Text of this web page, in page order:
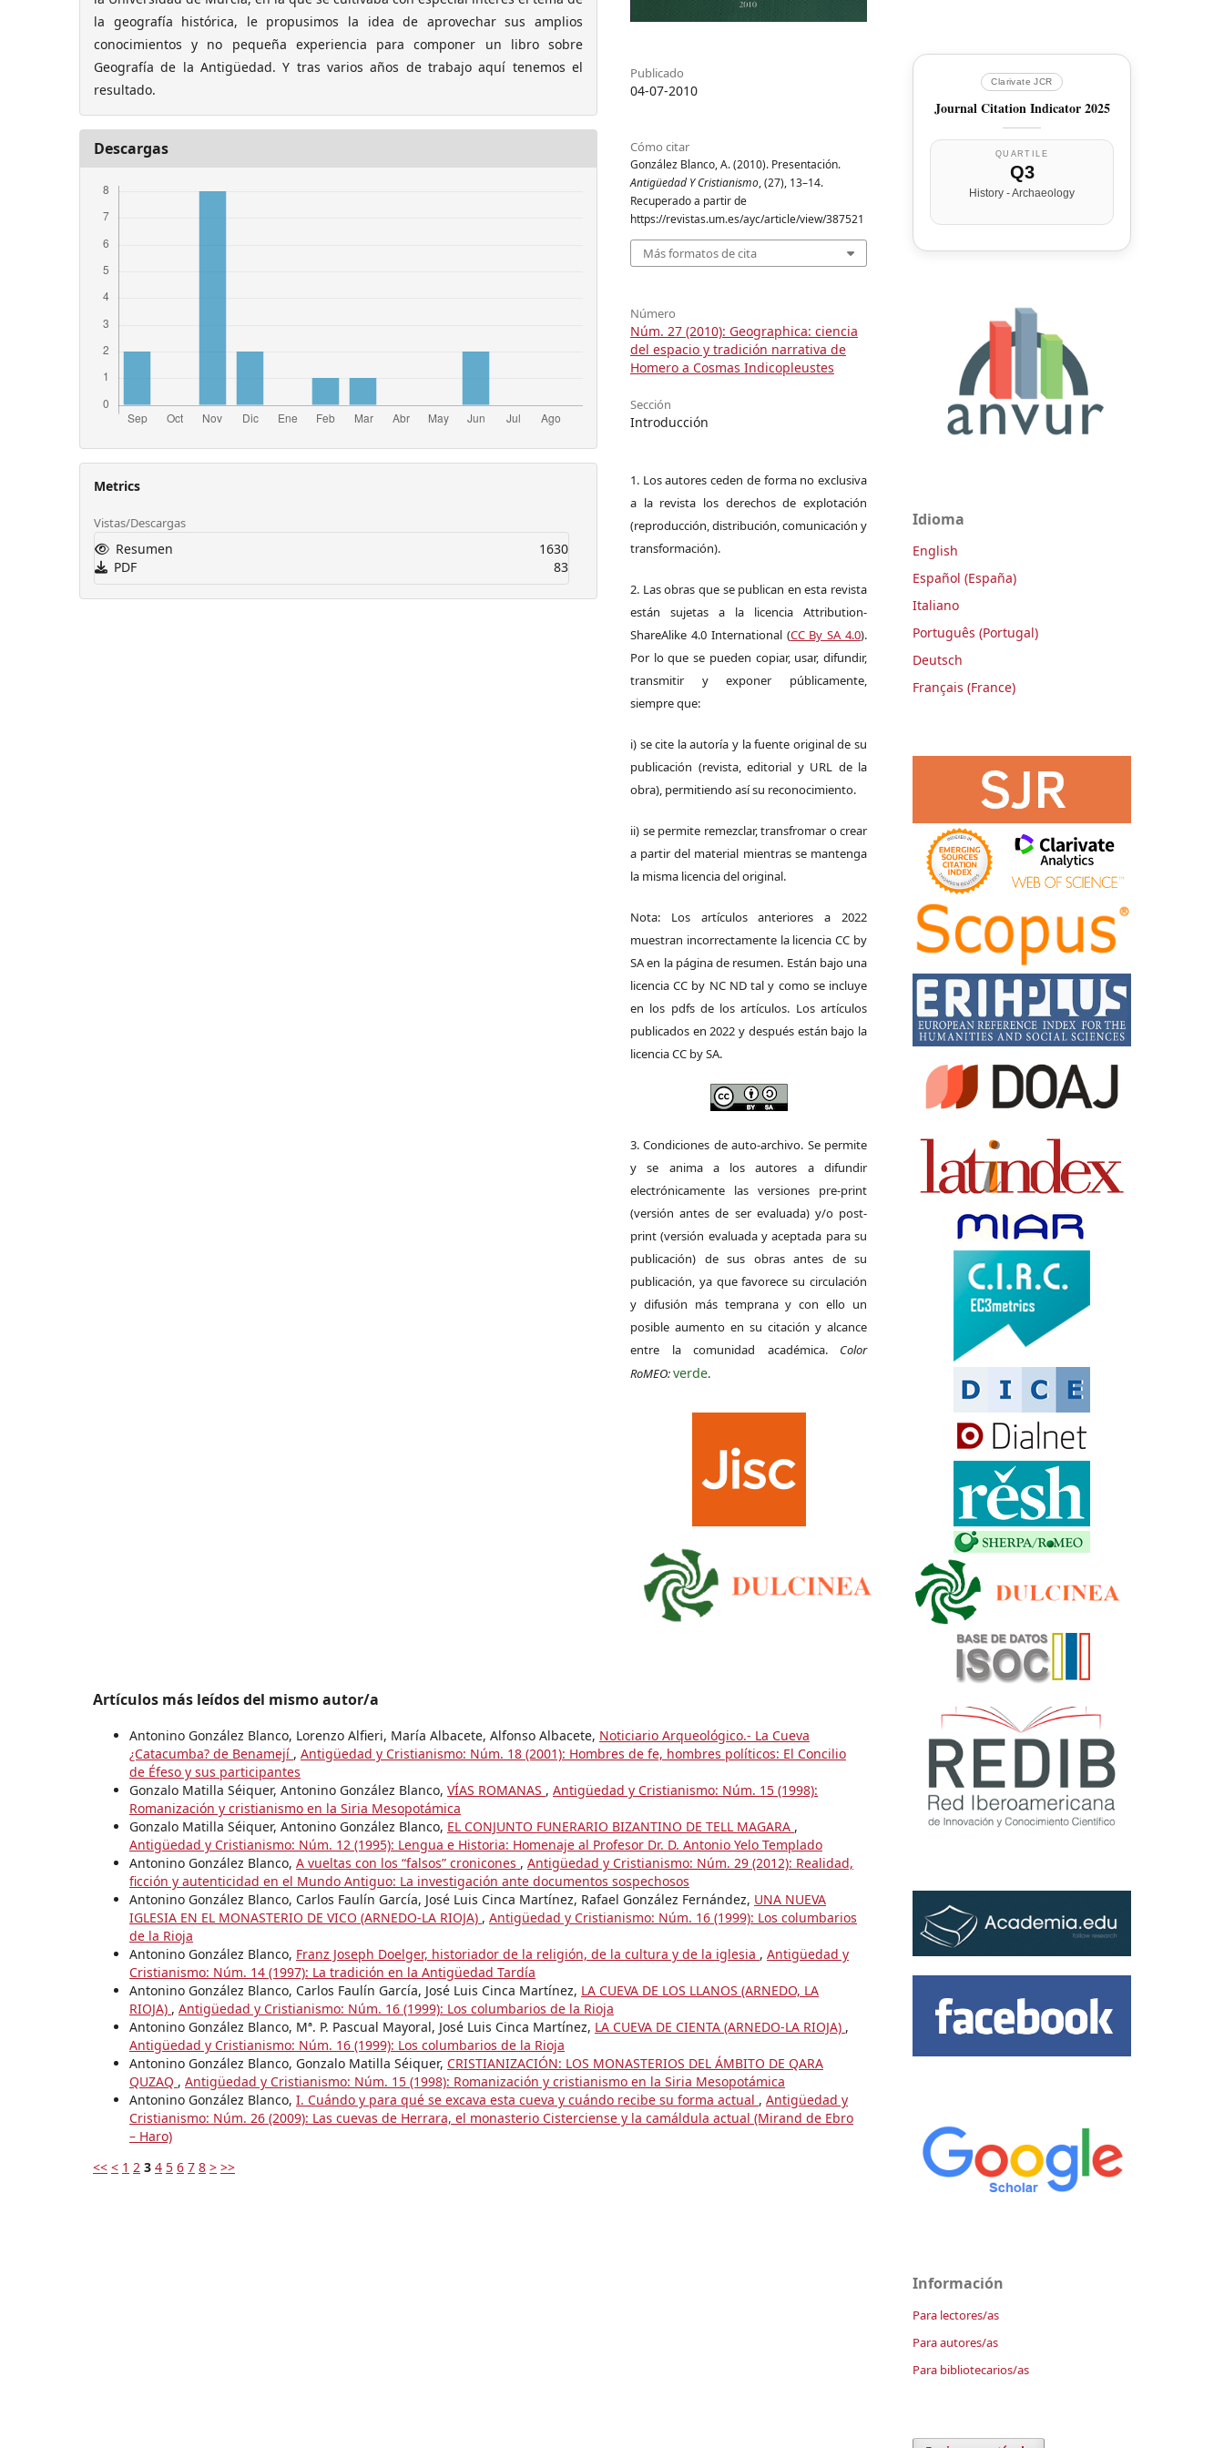
la geografía histórica, le propusimos la idea de aprovechar sus amplios
conocimientos y no pequeña experiencia para componer un libro sobre
Geografía de la Antigüedad. Y tras varios años de trabajo aquí tenemos el
resultado.
Descargas
Metrics
Vistas/Descargas
Resumen
1630
PDF
83
Publicado
04-07-2010
Cómo citar
González Blanco, A. (2010). Presentación.
Antigüedad Y Cristianismo, (27), 13–14.
Recuperado a partir de
https://revistas.um.es/ayc/article/view/387521
Más formatos de cita
Número
Núm. 27 (2010): Geographica: ciencia
del espacio y tradición narrativa de
Homero a Cosmas Indicopleustes
Sección
Introducción
1. Los autores ceden de forma no exclusiva
a la revista los derechos de explotación
(reproducción, distribución, comunicación y
transformación).
2. Las obras que se publican en esta revista
están sujetas a la licencia Attribution-
ShareAlike 4.0 International (CC By SA 4.0).
Por lo que se pueden copiar, usar, difundir,
transmitir y exponer públicamente,
siempre que:
i) se cite la autoría y la fuente original de su
publicación (revista, editorial y URL de la
obra), permitiendo así su reconocimiento.
ii) se permite remezclar, transfromar o crear
a partir del material mientras se mantenga
la misma licencia del original.
Nota: Los artículos anteriores a 2022
muestran incorrectamente la licencia CC by
SA en la página de resumen. Están bajo una
licencia CC by NC ND tal y como se incluye
en los pdfs de los artículos. Los artículos
publicados en 2022 y después están bajo la
licencia CC by SA.
3. Condiciones de auto-archivo. Se permite
y se anima a los autores a difundir
electrónicamente las versiones pre-print
(versión antes de ser evaluada) y/o post-
print (versión evaluada y aceptada para su
publicación) de sus obras antes de su
publicación, ya que favorece su circulación
y difusión más temprana y con ello un
posible aumento en su citación y alcance
entre la comunidad académica. Color
RoMEO:verde.
Artículos más leídos del mismo autor/a
Antonino González Blanco, Lorenzo Alfieri, María Albacete, Alfonso Albacete, Noticiario Arqueológico.- La Cueva
¿Catacumba? de Benamejí , Antigüedad y Cristianismo: Núm. 18 (2001): Hombres de fe, hombres políticos: El Concilio
de Éfeso y sus participantes
Gonzalo Matilla Séiquer, Antonino González Blanco, VÍAS ROMANAS , Antigüedad y Cristianismo: Núm. 15 (1998):
Romanización y cristianismo en la Siria Mesopotámica
Gonzalo Matilla Séiquer, Antonino González Blanco, EL CONJUNTO FUNERARIO BIZANTINO DE TELL MAGARA ,
Antigüedad y Cristianismo: Núm. 12 (1995): Lengua e Historia: Homenaje al Profesor Dr. D. Antonio Yelo Templado
Antonino González Blanco, A vueltas con los “falsos” cronicones , Antigüedad y Cristianismo: Núm. 29 (2012): Realidad,
ficción y autenticidad en el Mundo Antiguo: La investigación ante documentos sospechosos
Antonino González Blanco, Carlos Faulín García, José Luis Cinca Martínez, Rafael González Fernández, UNA NUEVA
IGLESIA EN EL MONASTERIO DE VICO (ARNEDO-LA RIOJA) , Antigüedad y Cristianismo: Núm. 16 (1999): Los columbarios
de la Rioja
Antonino González Blanco, Franz Joseph Doelger, historiador de la religión, de la cultura y de la iglesia , Antigüedad y
Cristianismo: Núm. 14 (1997): La tradición en la Antigüedad Tardía
Antonino González Blanco, Carlos Faulín García, José Luis Cinca Martínez, LA CUEVA DE LOS LLANOS (ARNEDO, LA
RIOJA) , Antigüedad y Cristianismo: Núm. 16 (1999): Los columbarios de la Rioja
Antonino González Blanco, Mª. P. Pascual Mayoral, José Luis Cinca Martínez, LA CUEVA DE CIENTA (ARNEDO-LA RIOJA) ,
Antigüedad y Cristianismo: Núm. 16 (1999): Los columbarios de la Rioja
Antonino González Blanco, Gonzalo Matilla Séiquer, CRISTIANIZACIÓN: LOS MONASTERIOS DEL ÁMBITO DE QARA
QUZAQ , Antigüedad y Cristianismo: Núm. 15 (1998): Romanización y cristianismo en la Siria Mesopotámica
Antonino González Blanco, I. Cuándo y para qué se excava esta cueva y cuándo recibe su forma actual , Antigüedad y
Cristianismo: Núm. 26 (2009): Las cuevas de Herrara, el monasterio Cisterciense y la camáldula actual (Mirand de Ebro
– Haro)
<< < 1 2 3 4 5 6 7 8 > >>
Clarivate JCR
Journal Citation Indicator 2025
QUARTILE
Q3
History - Archaeology
Idioma
English
Español (España)
Italiano
Português (Portugal)
Deutsch
Français (France)
Información
Para lectores/as
Para autores/as
Para bibliotecarios/as